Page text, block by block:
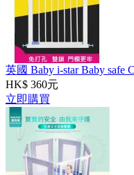
英國 Baby i-star Baby safe
HK$ 360元
立即購買